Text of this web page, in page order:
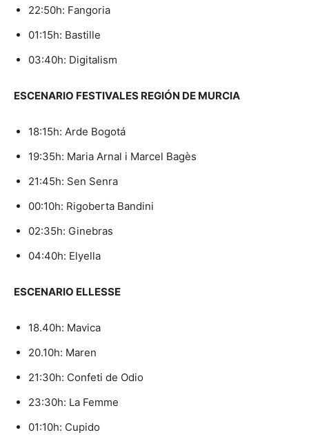
22:50h: Fangoria
01:15h: Bastille
03:40h: Digitalism
ESCENARIO FESTIVALES REGIÓN DE MURCIA
18:15h: Arde Bogotá
19:35h: Maria Arnal i Marcel Bagès
21:45h: Sen Senra
00:10h: Rigoberta Bandini
02:35h: Ginebras
04:40h: Elyella
ESCENARIO ELLESSE
18.40h: Mavica
20.10h: Maren
21:30h: Confeti de Odio
23:30h: La Femme
01:10h: Cupido